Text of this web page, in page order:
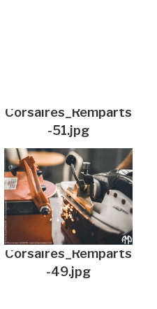
Corsaires_Remparts
-51.jpg
Corsaires_Remparts
-49.jpg